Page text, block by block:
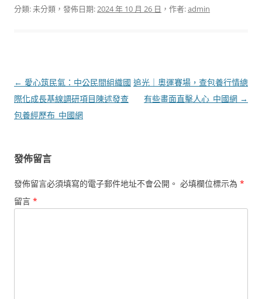
分類: 未分類，發佈日期:2024 年 10 月 26 日 ，作者:admin
文
章
導
← 愛心筑民氣：中公民間組織國
際化成長基線調研項目陳述發查
包養經歷布_中國網
追光｜奧運賽場，查包養行情總
有些畫面直擊人心_中國網 →
發佈留言
發佈留言必須填寫的電子郵件地址不會公開。 必填欄位標示為 *
留言 *